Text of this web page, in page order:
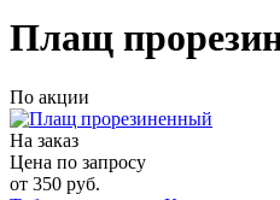
Плащ
По акции
На заказ
Цена по запросу
от 350 руб.